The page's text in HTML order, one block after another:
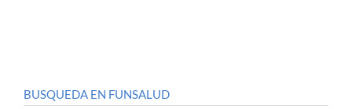
BUSQUEDA EN FUNSALUD